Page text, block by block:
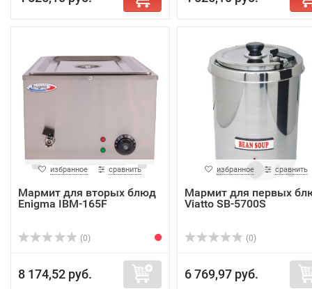
избранное сравнить
Мармит для вторых блюд
Enigma IBM-165F
(0)
8 174,52 руб.
избранное сравнить
Мармит для первых
Viatto SB-5700S
(0)
6 769,97 руб.